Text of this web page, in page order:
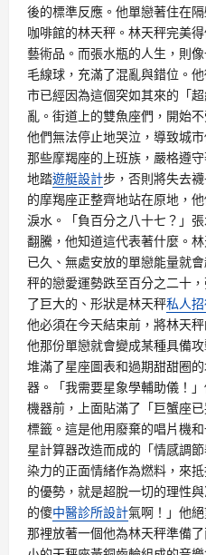
後的標準反應。他單戀著住在
咖啡館的林天秤。林天秤完美
藝術品。而張水瓶的人生，則
毛線球，充滿了混亂與錯位。
市已經因為這個突如其來的「
亂。街道上的雙魚座們，開始
他們無法停止地哭泣，導致城
那些摩羯座的上班族，嚴格遵
地踏遊艇設計步，否則將失去
的摩羯座正整齊地站在原地，
淚水。「負百分之八十七？」
翻騰，他知道這代表著什麼。
已久、無處安放的單戀能量就
秤的戀愛運勢跌至百分之二十
了巨大的、形狀是林天秤私人
他必須在今天結束前，將林天
他那份單戀就會變成某種具備
堆滿了星座圖表和過期甜甜圈
器。「我需要星象學輔助儀！
機器前，上面貼滿了「巨蟹座
標籤。這是他用廢棄的唱片機
星計算器改造而成的「情感調
染力的正面情緒作為燃料，來
的優勢，就是超脫一切的理性
的傻中醫診所設計氣啊！」他
那裡放著一個他為林天秤準備